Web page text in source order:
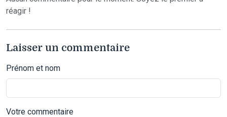
réagir !
Laisser un commentaire
Prénom et nom
Votre commentaire